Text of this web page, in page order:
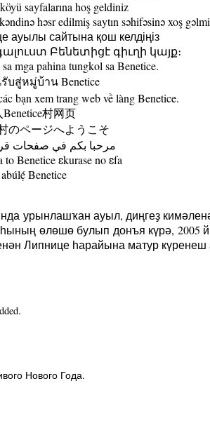
sayfalarına hoş geldiniz
həsr edilmiş saytın səhifəsinə xoş
ауылы сайтына қош келдіңіз
Բենետիցէ գիւղի կայք։
mga pahina tungkol sa Benetice.
บสู่หมู่บ้าน Benetice
bạn xem trang web về làng Benetice.
村网页
のページへようこそ
مرحبا بكم في صفحات
to Benetice ɛkurase no ɛfa
Benetice
урынлашҡан ауыл, диңгеҙ
өлөшө булып донъя күрә, 2005
Липнице һарайына матур күренеш
Нового Года.